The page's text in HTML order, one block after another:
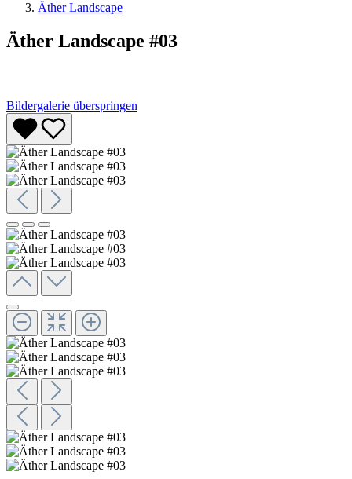
Äther Landscape
Äther Landscape #03
Bildergalerie überspringen